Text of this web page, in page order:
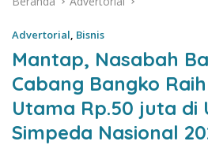
Advertorial, Bisnis
Mantap, Nasabah
Cabang Bangko
Utama Rp.50 juta di
Simpeda Nasional